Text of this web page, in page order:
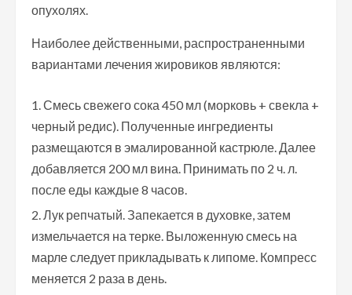
опухолях.
Наиболее действенными, распространенными
вариантами лечения жировиков являются:
Смесь свежего сока 450 мл (морковь + свекла +
черный редис). Полученные ингредиенты
размещаются в эмалированной кастрюле. Далее
добавляется 200 мл вина. Принимать по 2 ч. л.
после еды каждые 8 часов.
Лук репчатый. Запекается в духовке, затем
измельчается на терке. Выложенную смесь на
марле следует прикладывать к липоме. Компресс
меняется 2 раза в день.